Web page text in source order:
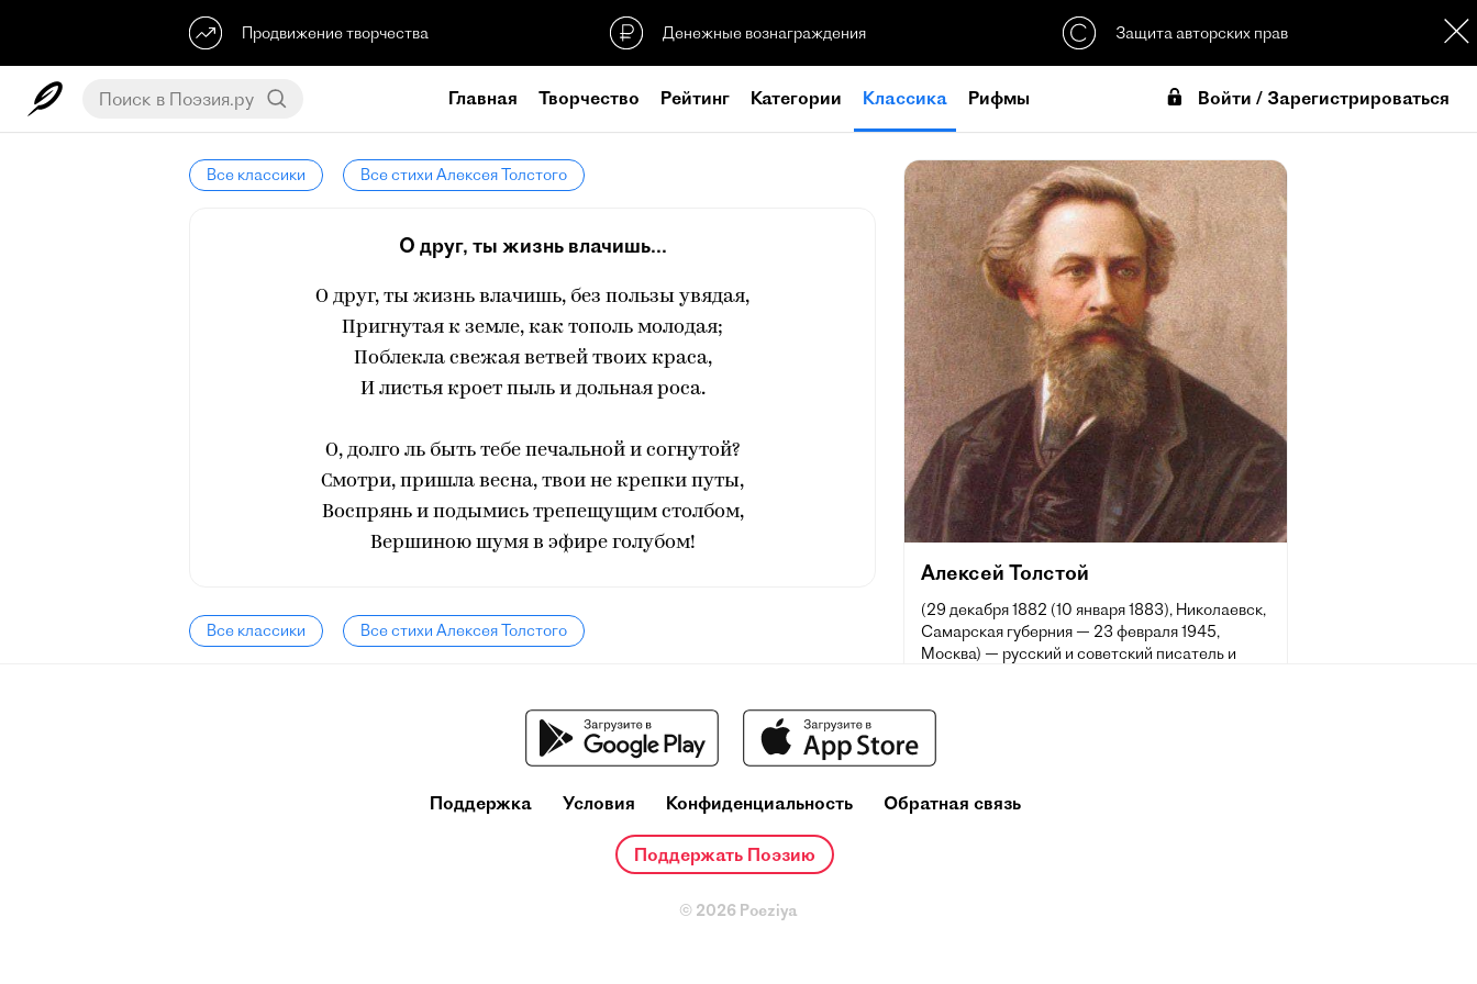
Продвижение творчества Денежные вознаграждения Защита авторских прав
Главная Творчество Рейтинг Категории Классика Рифмы Войти / Зарегистрироваться
Все классики Все стихи Алексея Толстого
О друг, ты жизнь влачишь...
О друг, ты жизнь влачишь, без пользы увядая,
Пригнутая к земле, как тополь молодая;
Поблекла свежая ветвей твоих краса,
И листья кроет пыль и дольная роса.
О, долго ль быть тебе печальной и согнутой?
Смотри, пришла весна, твои не крепки путы,
Воспрянь и подымись трепещущим столбом,
Вершиною шумя в эфире голубом!
Все классики Все стихи Алексея Толстого
Алексей Толстой
(29 декабря 1882 (10 января 1883), Николаевск,
Самарская губерния — 23 февраля 1945,
Москва) — русский и советский писатель и
научно-фантастических романов, повестей и
Лауреат трёх Сталинских премий первой
Поддержка Условия Конфиденциальность Обратная связь
Поддержать Поэзию
© 2026 Poeziya